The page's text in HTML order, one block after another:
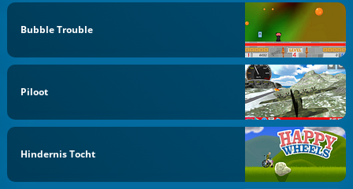
Bubble Trouble
Piloot
Hindernis Tocht